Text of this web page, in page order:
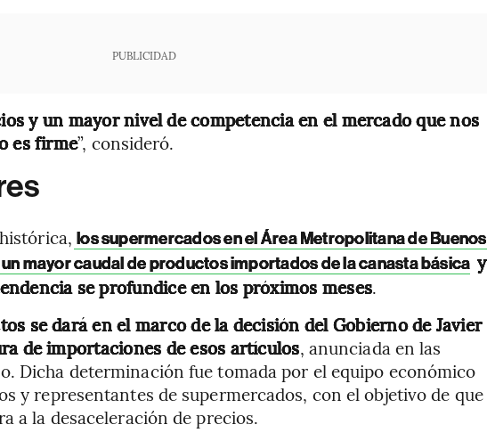
PUBLICIDAD
y un mayor nivel de competencia en el mercado que nos
es firme”, consideró.
los supermercados en el Área Metropolitana de Buenos
mayor caudal de productos importados de la canasta básica y
se profundice en los próximos meses.
se dará en el marco de la decisión del Gobierno de Javier
de importaciones de esos artículos, anunciada en las
Dicha determinación fue tomada por el equipo económico
y representantes de supermercados, con el objetivo de que
a la desaceleración de precios.